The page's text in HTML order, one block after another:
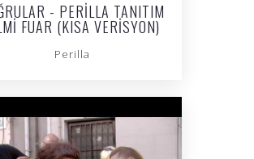
- PERILLA TANITIM
FUAR (KISA VERISYON)
Perilla